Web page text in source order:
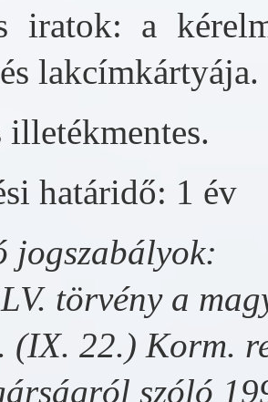
iratok: a
lakcímkártyája.
illetékmentes.
határidő: 1 év
jogszabályok:
törvény a
(IX. 22.) Korm.
szóló